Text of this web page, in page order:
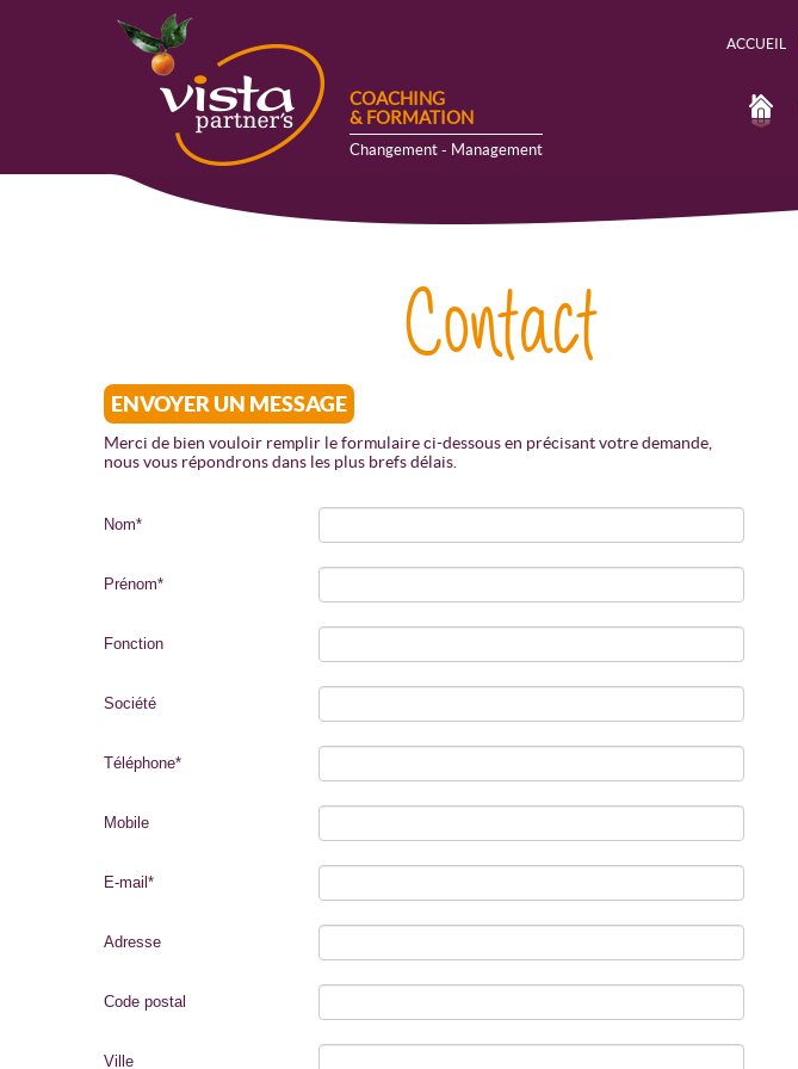
COACHING
& FORMATION
Changement - Management
ACCUEIL
Contact
ENVOYER UN MESSAGE
Merci de bien vouloir remplir le formulaire ci-dessous en précisant votre demande,
nous vous répondrons dans les plus brefs délais.
Nom*
Prénom*
Fonction
Société
Téléphone*
Mobile
E-mail *
Adresse
Code postal
Ville